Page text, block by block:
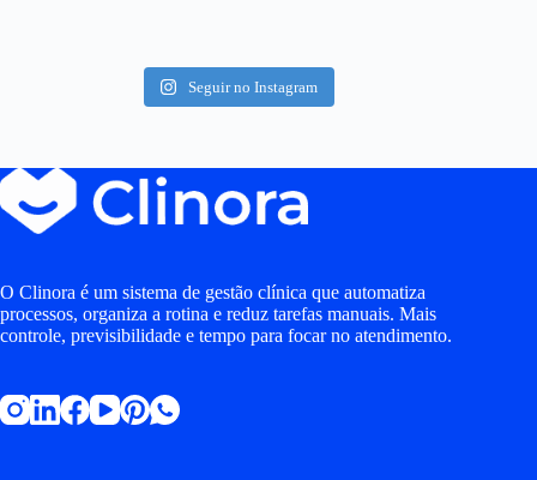
Seguir no Instagram
O Clinora é um sistema de gestão clínica que automatiza
processos, organiza a rotina e reduz tarefas manuais. Mais
controle, previsibilidade e tempo para focar no atendimento.